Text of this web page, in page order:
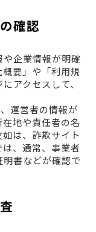
確認
企業情報が明確
要」や「利用規
アクセスして、
運営者の情報が
地や責任者の名
は、詐欺サイト
、通常、事業者
書などが確認で